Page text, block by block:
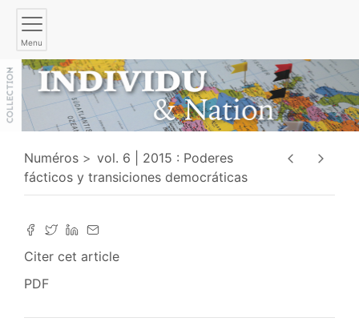
Menu
Numéros
vol. 6 | 2015 : Poderes
fácticos y transiciones democráticas
Citer cet article
PDF